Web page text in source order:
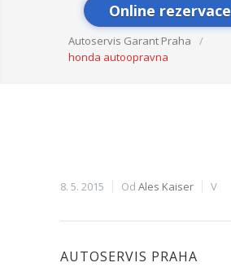
Online rezervace
Autoservis Garant Praha
/
honda autoopravna
8. 5. 2015 Od Ales Kaiser V
AUTOSERVIS PRAHA